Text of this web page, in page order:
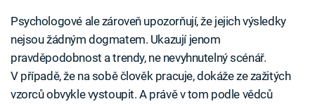
Psychologové ale zároveň upozorňují, že jejich výsledky
nejsou žádným dogmatem. Ukazují jenom
pravděpodobnost a trendy, ne nevyhnutelný scénář.
V případě, že na sobě člověk pracuje, dokáže ze zažitých
vzorců obvykle vystoupit. A právě v tom podle vědců